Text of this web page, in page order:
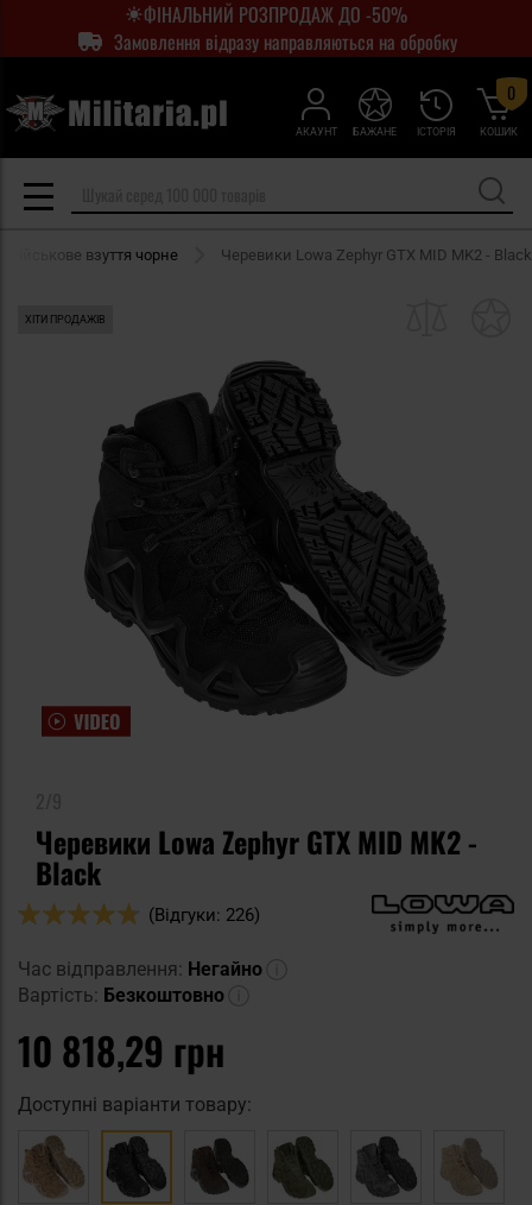
ФІНАЛЬНИЙ РОЗПРОДАЖ ДО -50%
Замовлення відразу направляються на обробку
АКАУНТ ІСТОРІЯ
БАЖАНЕ КОШИК
0
Військове взуття чорне Черевики Lowa Zephyr GTX MID MK2 - Black
ХІТИ ПРОДАЖІВ
Черевики Lowa Zephyr GTX MID MK2 -
Black
Оцінка:
(Відгуки: 226)
Час відправлення: Негайно
Вартість: Безкоштовно
10 818,29 грн
Доступні варіанти товару: